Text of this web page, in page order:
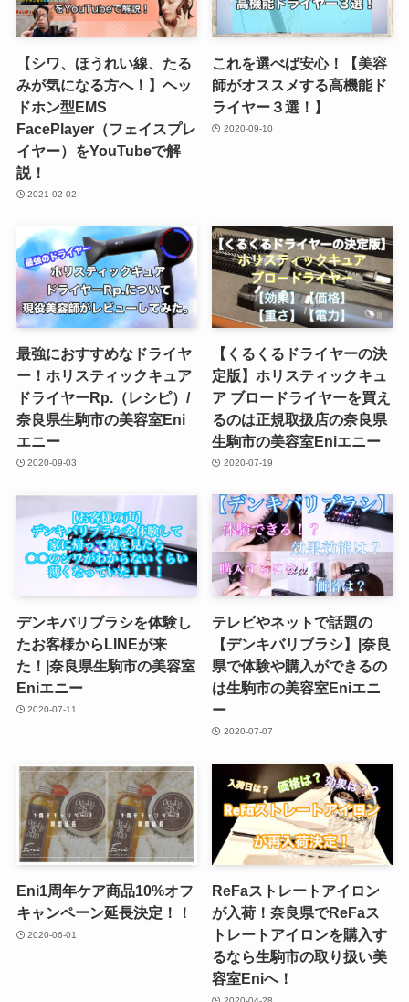
【シワ、ほうれい線、たる
みが気になる方へ！】ヘッ
ドホン型EMS
FacePlayer（フェイスプレ
イヤー）をYouTubeで解
説！
2021-02-02
これを選べば安心！【美容
師がオススメする高機能ド
ライヤー３選！】
2020-09-10
最強におすすめなドライヤ
ー！ホリスティックキュア
ドライヤーRp.（レシピ）/
奈良県生駒市の美容室Eni
エニー
2020-09-03
【くるくるドライヤーの決
定版】ホリスティックキュ
ア ブロードライヤーを買え
るのは正規取扱店の奈良県
生駒市の美容室Eniエニー
2020-07-19
デンキバリブラシを体験し
たお客様からLINEが来
た！|奈良県生駒市の美容室
Eniエニー
2020-07-11
テレビやネットで話題の
【デンキバリブラシ】|奈良
県で体験や購入ができるの
は生駒市の美容室Eniエニ
ー
2020-07-07
Eni1周年ケア商品10%オフ
キャンペーン延長決定！！
2020-06-01
ReFaストレートアイロン
が入荷！奈良県でReFaス
トレートアイロンを購入す
るなら生駒市の取り扱い美
容室Eniへ！